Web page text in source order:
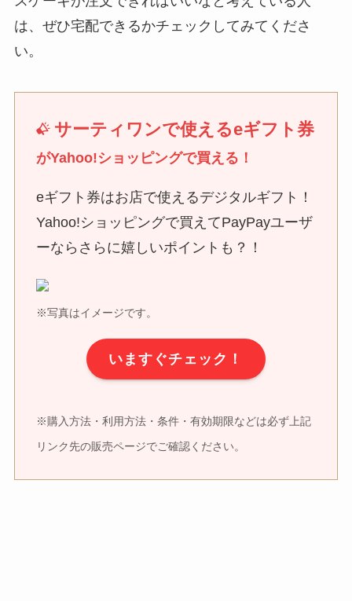
は、ぜひ宅配できるかチェックしてみてくださ
い。
サーティワンで使えるeギフト券
がYahoo!ショッピングで買える！
eギフト券はお店で使えるデジタルギフト！
Yahoo!ショッピングで買えてPayPayユーザ
ーならさらに嬉しいポイントも？！
※写真はイメージです。
いますぐチェック！
※購入方法・利用方法・条件・有効期限などは必ず上記
リンク先の販売ページでご確認ください。